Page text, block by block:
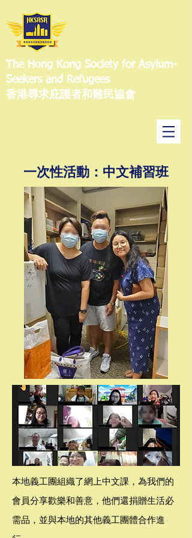
The Hong Kong Society for Asylum-
Seekers and Refugees
香港尋求庇護者和難民協會
一次性活動：中文補習班
本地義工團組織了網上中文課，為我們的
會員分享歡樂和善意，他們還捐贈生活必
需品，並與本地的其他義工團體合作進